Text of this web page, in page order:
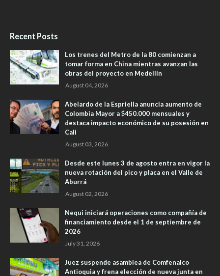
Recent Posts
Los trenes del Metro de la 80 comienzan a
tomar forma en China mientras avanzan las
obras del proyecto en Medellín
August 04, 2026
Abelardo de la Espriella anuncia aumento de
Colombia Mayor a $450.000 mensuales y
destaca impacto económico de su posesión en
Cali
August 03, 2026
Desde este lunes 3 de agosto entra en vigor la
nueva rotación del pico y placa en el Valle de
Aburrá
August 02, 2026
Nequi iniciará operaciones como compañía de
financiamiento desde el 1 de septiembre de
2026
July 31, 2026
Juez suspende asamblea de Comfenalco
Antioquia y frena elección de nueva junta en